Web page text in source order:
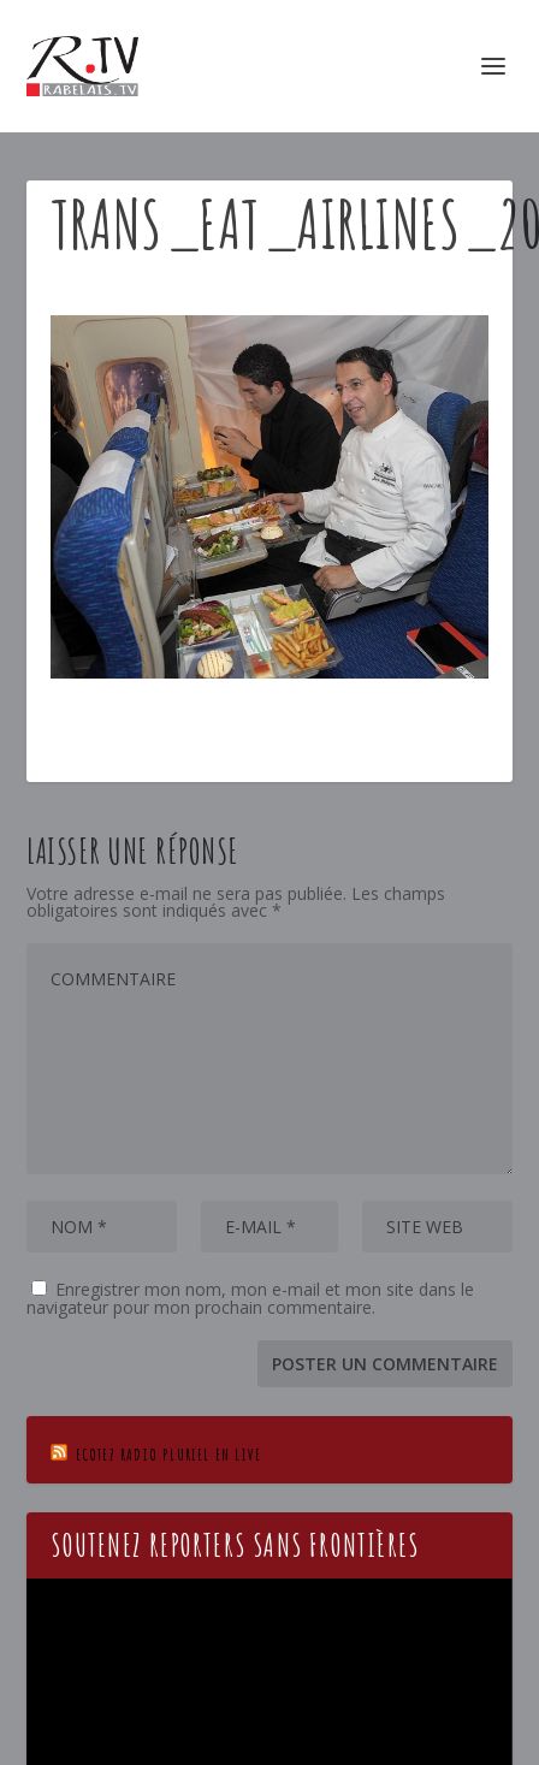
LAISSER UNE RÉPONSE
Votre adresse e-mail ne sera pas publiée. Les champs
obligatoires sont indiqués avec *
Enregistrer mon nom, mon e-mail et mon site dans le
navigateur pour mon prochain commentaire.
ECOTEZ RADIO PLURIEL EN LIVE
SOUTENEZ REPORTERS SANS FRONTIÈRES